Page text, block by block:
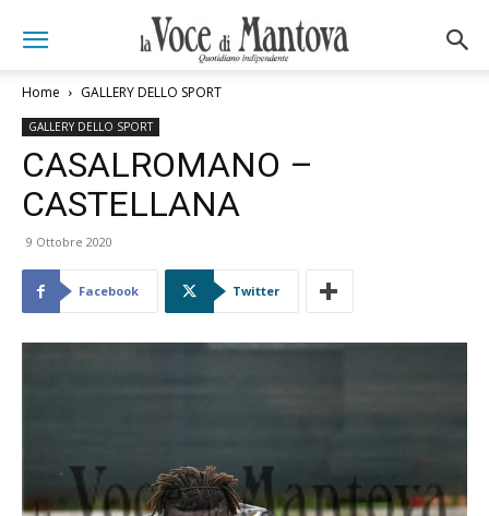
Home GALLERY DELLO SPORT
GALLERY DELLO SPORT
CASALROMANO –
CASTELLANA
9 Ottobre 2020
Facebook Twitter